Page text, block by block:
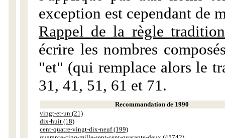
exception est cependant de
Rappel de la règle
écrire les nombres
"et" (qui remplace alors le
31, 41, 51, 61 et 71.
Recommandation de 1990
vingt-et-un (21)
dix-huit (18)
cent-quatre-vingt-dix-neuf (199)